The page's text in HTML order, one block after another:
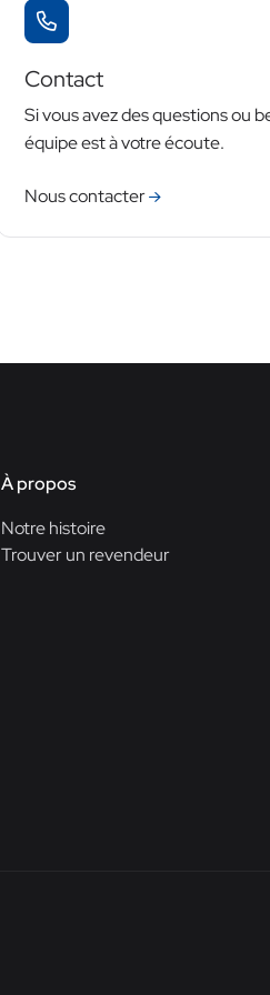
Contact
Si vous avez des questions ou
équipe est à votre écoute.
Nous contacter
À propos
Notre histoire
Trouver un revendeur